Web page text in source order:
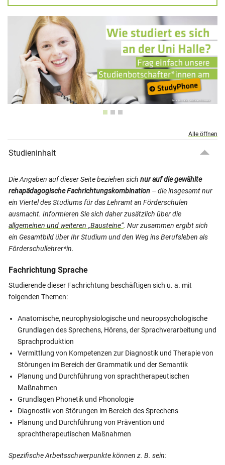
Alle öffnen
Studieninhalt
Die Angaben auf dieser Seite beziehen sich nur auf die gewählte
rehapädagogische Fachrichtungskombination – die insgesamt nur
ein Viertel des Studiums für das Lehramt an Förderschulen
ausmacht. Informieren Sie sich daher zusätzlich über die
allgemeinen und weiteren „Bausteine“. Nur zusammen ergibt sich
ein Gesamtbild über Ihr Studium und den Weg ins Berufsleben als
Förderschullehrer*in.
Fachrichtung Sprache
Studierende dieser Fachrichtung beschäftigen sich u. a. mit
folgenden Themen:
Anatomische, neurophysiologische und neuropsychologische
Grundlagen des Sprechens, Hörens, der Sprachverarbeitung und
Sprachproduktion
Vermittlung von Kompetenzen zur Diagnostik und Therapie von
Störungen im Bereich der Grammatik und der Semantik
Planung und Durchführung von sprachtherapeutischen
Maßnahmen
Grundlagen Phonetik und Phonologie
Diagnostik von Störungen im Bereich des Sprechens
Planung und Durchführung von Prävention und
sprachtherapeutischen Maßnahmen
Spezifische Arbeitsschwerpunkte können z. B. sein: